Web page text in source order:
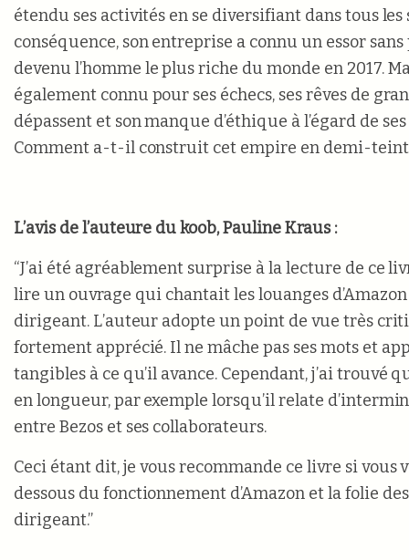
étendu ses activités en se diversifiant dans tous les
conséquence, son entreprise a connu un essor
devenu l’homme le plus riche du monde en 2017.
également connu pour ses échecs, ses rêves de
dépassent et son manque d’éthique à l’égard de
Comment a-t-il construit cet empire en demi-
L’avis de l’auteure du koob, Pauline Kraus :
“J’ai été agréablement surprise à la lecture de ce
lire un ouvrage qui chantait les louanges d’Amazon
dirigeant. L’auteur adopte un point de vue très
fortement apprécié. Il ne mâche pas ses mots et
tangibles à ce qu’il avance. Cependant, j’ai trouvé
en longueur, par exemple lorsqu’il relate
entre Bezos et ses collaborateurs.
Ceci étant dit, je vous recommande ce livre si vous
dessous du fonctionnement d’Amazon et la folie
dirigeant.”